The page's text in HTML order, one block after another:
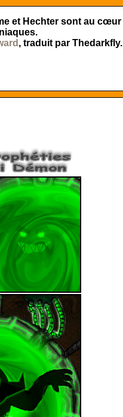
et Hechter sont au cœur
, traduit par Thedarkfly.